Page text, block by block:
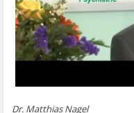
Dr. Matthias Nagel